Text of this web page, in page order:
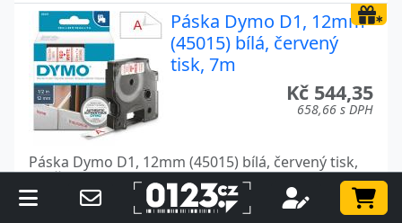
Páska Dymo D1, 12mm
(45015) bílá, červený
tisk, 7m
Kč 544,35
658,66 s DPH
Páska Dymo D1, 12mm (45015) bílá, červený tisk,
7m Štítky DYMO D1 byly navrženy speciálně pro
zařízení DYMO LabelManager a LabelPoint.
Nabízejí možnosti výkonu a výběr, které postačí k